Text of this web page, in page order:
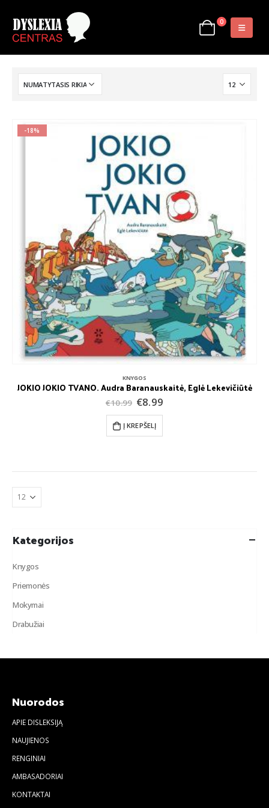
0
-18%
KNYGOS
JOKIO JOKIO TVANO. Audra Baranauskaitė, Eglė Lekevičiūtė
€10.99 Original
was:
€10.99.
€8.99Current
Į KREPŠELĮ
Kategorijos
Knygos
Priemonės
Mokymai
Drabužiai
Nuorodos
APIE DISLEKSIJĄ
NAUJIENOS
RENGINIAI
AMBASADORIAI
KONTAKTAI